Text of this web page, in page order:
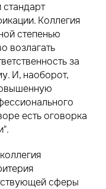
Коллегия
степенью
возлагать
за
И, наоборот,
есть оговорка
сферы